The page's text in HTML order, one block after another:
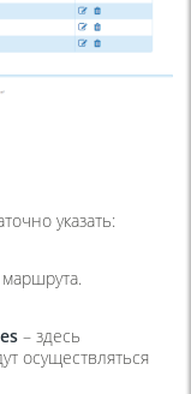
указать:
– здесь
осуществляться